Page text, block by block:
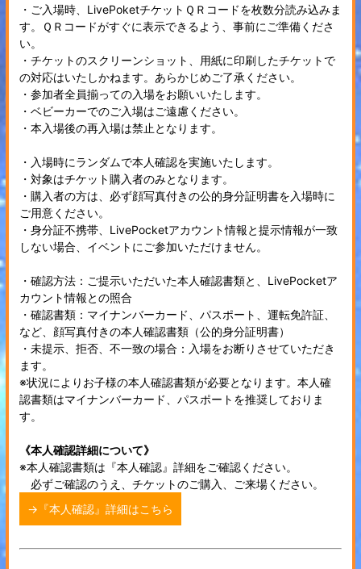
・ご入場時、LivePoketチケットＱＲコードを枚数分読み込みま
す。ＱＲコードがすぐに表示できるよう、事前にご準備くださ
い。
・チケットのスクリーンショット、用紙に印刷したチケットで
の対応はいたしかねます。あらかじめご了承ください。
・参加者全員揃っての入場をお願いいたします。
・ベビーカーでのご入場はご遠慮ください。
・本入場後の再入場は禁止となります。
・入場時にランダムで本人確認を実施いたします。
・対象はチケット購入者のみとなります。
・購入者の方は、必ず顔写真付きの公的身分証明書を入場時に
ご用意ください。
・身分証不携帯、LivePocketアカウント情報と提示情報が一致
しない場合、イベントにご参加いただけません。
・確認方法：ご提示いただいた本人確認書類と、LivePocketア
カウント情報との照合
・確認書類：マイナンバーカード、パスポート、運転免許証、
など、顔写真付きの本人確認書類（公的身分証明書）
・未提示、拒否、不一致の場合：入場をお断りさせていただき
ます。
※状況によりお子様の本人確認書類が必要となります。本人確
認書類はマイナンバーカード、パスポートを推奨しておりま
す。
《本人確認詳細について》
※本人確認書類は『本人確認』詳細をご確認ください。
必ずご確認のうえ、チケットのご購入、ご来場ください。
→『本人確認』詳細はこちら